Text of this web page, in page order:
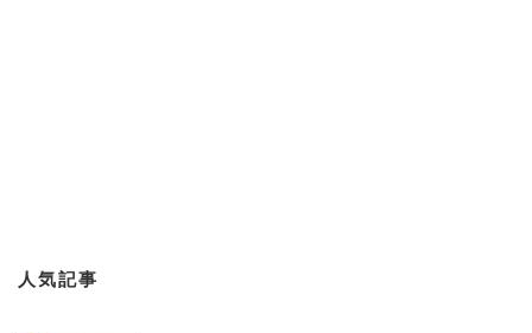
人気記事